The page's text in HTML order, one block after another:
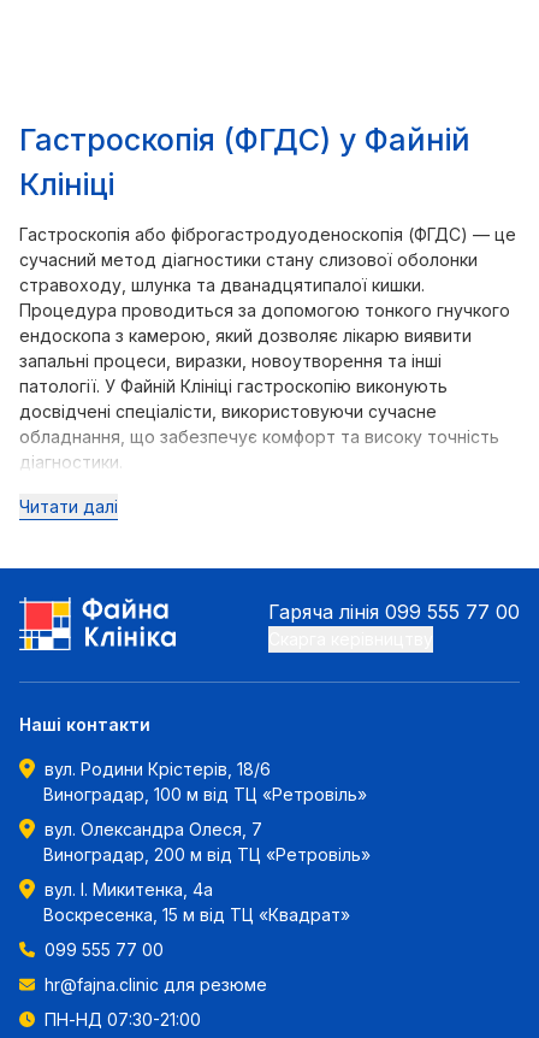
Гастроскопія (ФГДС) у Файній
Клініці
Гастроскопія або фіброгастродуоденоскопія (ФГДС) — це
сучасний метод діагностики стану слизової оболонки
стравоходу, шлунка та дванадцятипалої кишки.
Процедура проводиться за допомогою тонкого гнучкого
ендоскопа з камерою, який дозволяє лікарю виявити
запальні процеси, виразки, новоутворення та інші
патології. У Файній Клініці гастроскопію виконують
досвідчені спеціалісти, використовуючи сучасне
обладнання, що забезпечує комфорт та високу точність
діагностики.
Читати далі
Гаряча лінія 099 555 77 00
Наші контакти
вул. Родини Крістерів, 18/6
Виноградар, 100 м від ТЦ «Ретровіль»
вул. Олександра Олеся, 7
Виноградар, 200 м від ТЦ «Ретровіль»
вул. І. Микитенка, 4а
Воскресенка, 15 м від ТЦ «Квадрат»
099 555 77 00
hr@fajna.clinic для резюме
ПН-НД 07:30-21:00